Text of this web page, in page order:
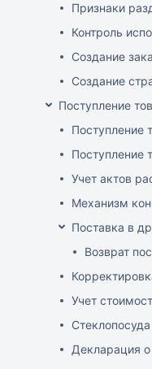
Признаки
Контроль
Создание
Создание
Поступление
Поступление
Поступление
Учет актов
Механизм
Поставка в
Возврат
Учет
Стеклопосуда
Декларация о